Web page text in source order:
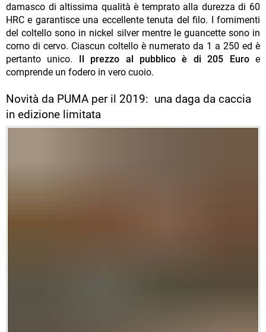
damasco di altissima qualità è temprato alla durezza di 60
HRC e garantisce una eccellente tenuta del filo. I fornimenti
del coltello sono in nickel silver mentre le guancette sono in
corno di cervo. Ciascun coltello è numerato da 1 a 250 ed è
pertanto unico. Il prezzo al pubblico è di 205 Euroe
comprende un fodero in vero cuoio.
Novità da PUMA per il 2019: una daga da caccia
in edizione limitata